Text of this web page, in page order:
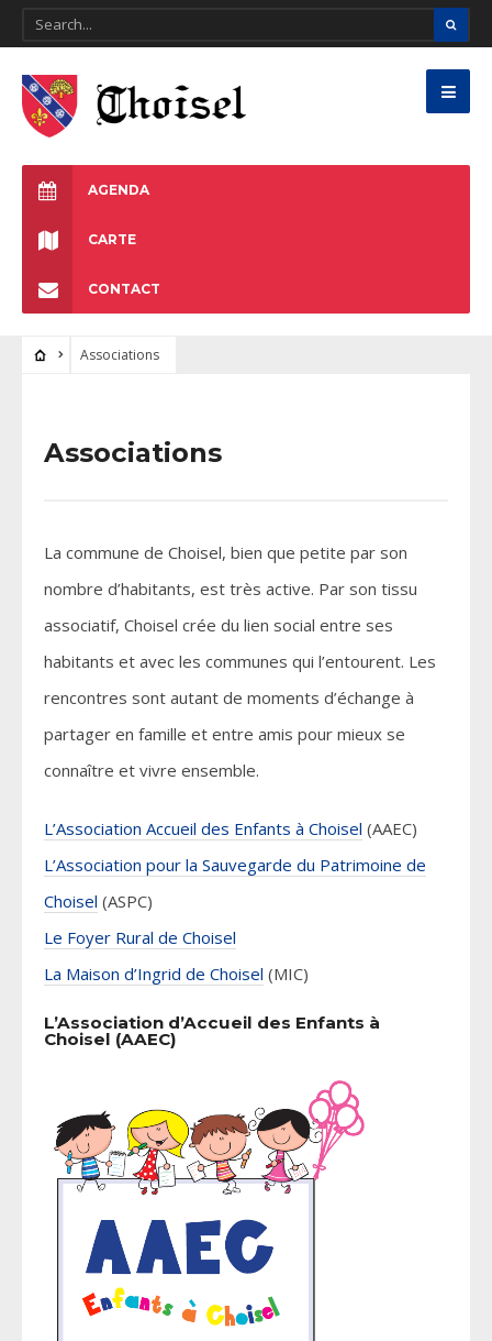
AGENDA
CARTE
CONTACT
Associations
Associations
La commune de Choisel, bien que petite par son
nombre d’habitants, est très active. Par son tissu
associatif, Choisel crée du lien social entre ses
habitants et avec les communes qui l’entourent. Les
rencontres sont autant de moments d’échange à
partager en famille et entre amis pour mieux se
connaître et vivre ensemble.
L’Association Accueil des Enfants à Choisel (AAEC)
L’Association pour la Sauvegarde du Patrimoine de
Choisel (ASPC)
Le Foyer Rural de Choisel
La Maison d’Ingrid de Choisel (MIC)
L’Association d’Accueil des Enfants à
Choisel (AAEC)